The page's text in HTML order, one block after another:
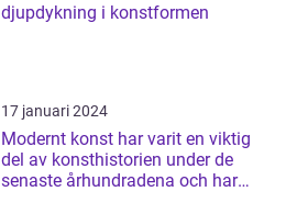
djupdykning i konstformen
17 januari 2024
Modernt konst har varit en viktig
del av konsthistorien under de
senaste århundradena och har